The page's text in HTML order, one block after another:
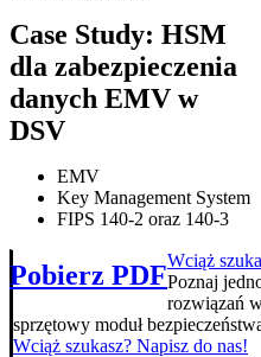
Case Study: HSM
dla zabezpieczenia
danych EMV w
DSV
EMV
Key Management System
FIPS 140-2 oraz 140-3
Pobierz PDFWciąż
Poznaj
rozwiązań
sprzętowy moduł
Wciąż szukasz? Napisz do nas!